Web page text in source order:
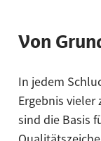
Von
In jedem
Ergebnis vieler
sind die Basis